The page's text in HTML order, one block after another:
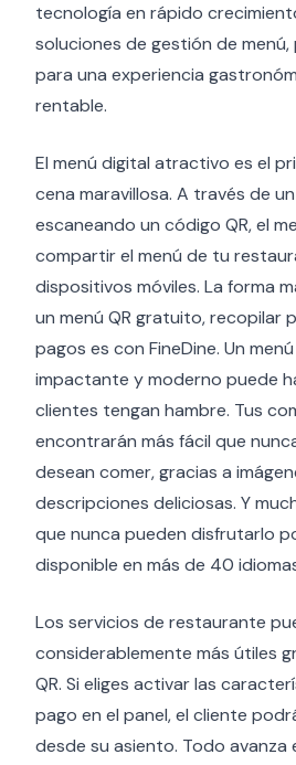
tecnología en rápido
soluciones de gestión de
para una experiencia
rentable.
El menú digital atractivo es el
cena maravillosa. A través de
escaneando un código QR, el
compartir el menú de tu
dispositivos móviles. La forma
un menú QR gratuito, recopilar
pagos es con FineDine. Un
impactante y moderno puede
clientes tengan hambre. Tus
encontrarán más fácil que
desean comer, gracias a
descripciones deliciosas. Y
que nunca pueden disfrutarlo
disponible en más de 40
Los servicios de restaurante
considerablemente más útiles
QR. Si eliges activar las
pago en el panel, el cliente
desde su asiento. Todo avanza